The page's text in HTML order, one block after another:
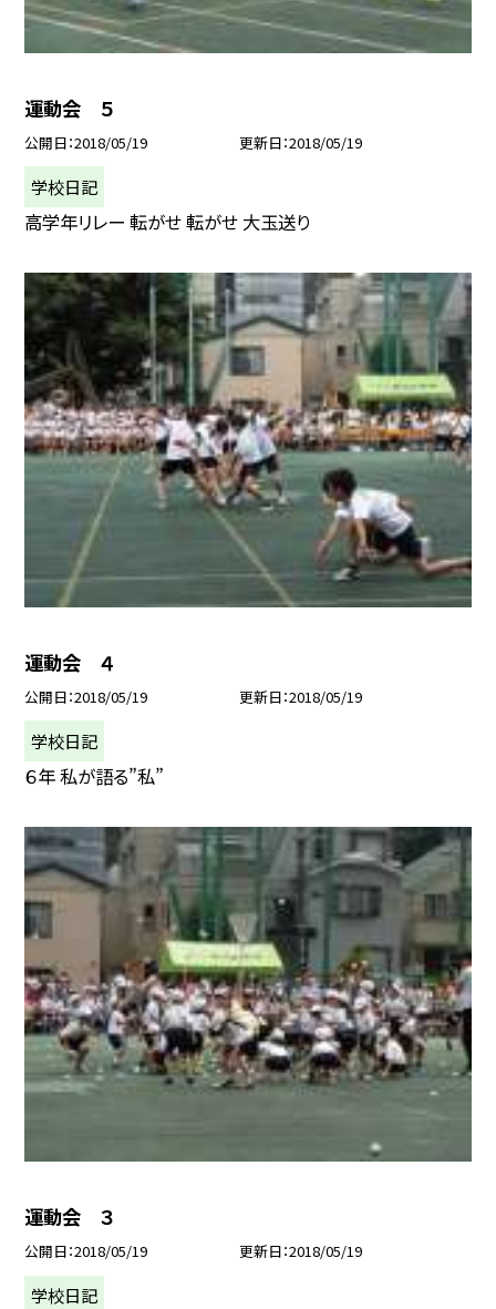
運動会 ５
公開日 2018/05/19 更新日 2018/05/19
学校日記
高学年リレー 転がせ 転がせ 大玉送り
運動会 ４
公開日 2018/05/19 更新日 2018/05/19
学校日記
６年 私が語る”私”
運動会 ３
公開日 2018/05/19 更新日 2018/05/19
学校日記